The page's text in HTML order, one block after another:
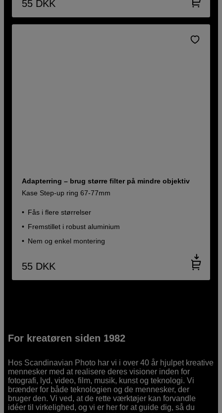
55 DKK
Adapterring – brug større filter på mindre objektiv
Kase Step-up ring 67-77mm
Fås i flere størrelser
Fremstillet i robust aluminium
Nem og enkel montering
55 DKK
For kreatøren siden 1982
Hos Scandinavian Photo har vi i over 40 år hjulpet kreative
mennesker med at realisere deres visioner inden for
fotografi, lyd, video, film, musik, kunst og teknologi. Vi
brænder for både teknologien og de mennesker, der
bruger den. Vi ved, at de rette værktøjer kan forvandle
idéer til virkelighed, og vi er her for at guide dig, så du